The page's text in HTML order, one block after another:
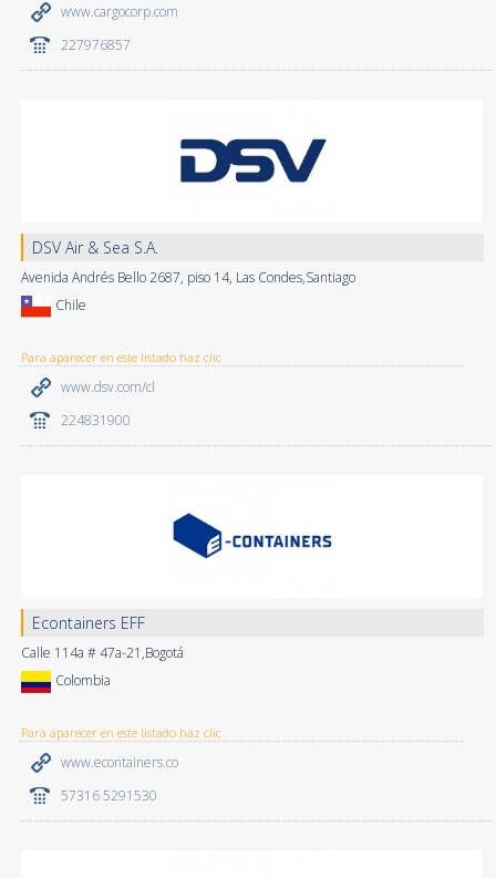
www.cargocorp.com
227976857
DSV Air & Sea S.A.
Avenida Andrés Bello 2687, piso 14, Las Condes,Santiago
Chile
Para aparecer en este listado haz clic
www.dsv.com/cl
224831900
Econtainers EFF
Calle 114a # 47a-21,Bogotá
Colombia
Para aparecer en este listado haz clic
www.econtainers.co
57316 5291530